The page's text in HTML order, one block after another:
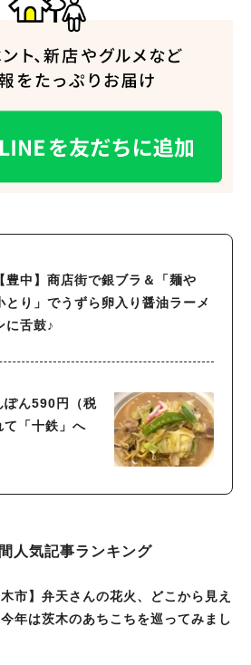
【豊中】商店街で銀ブラ＆「麺や
とり」でうずら卵入り醤油ラーメ
に舌鼓♪
ぽん590円（税
て「十鉄」へ
人気記事ランキング
木市】弁天さんの花火、どこから見え
年は茨木のあちこちを巡ってみまし
気のキーワード
あう